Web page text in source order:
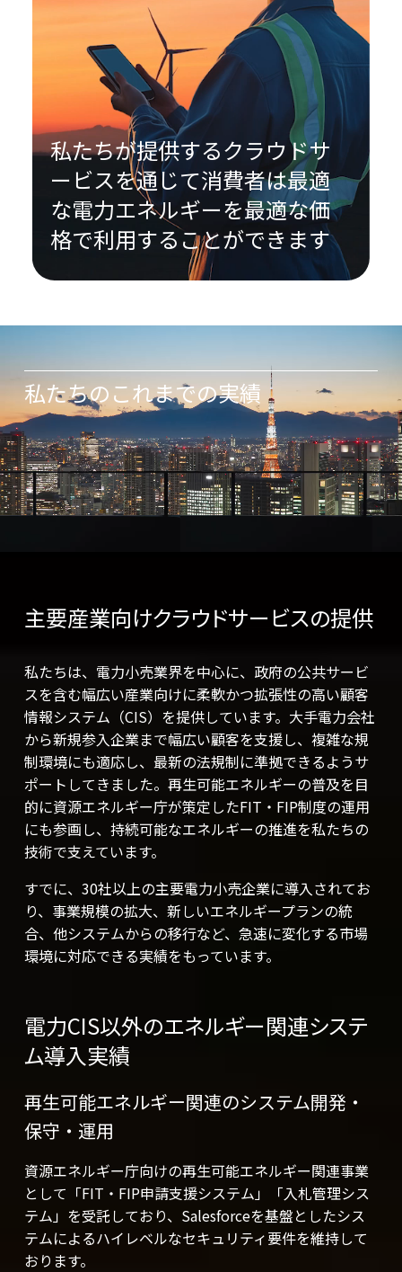
私たちが提供するクラウドサ
ービスを通じて消費者は最適
な電力エネルギーを最適な価
格で利用することができます
私たちのこれまでの実績
主要産業向けクラウドサービスの提供
私たちは、電⼒⼩売業界を中⼼に、政府の公共サービ
スを含む幅広い産業向けに柔軟かつ拡張性の⾼い顧客
情報システム（CIS）を提供しています。⼤⼿電⼒会社
から新規参⼊企業まで幅広い顧客を⽀援し、複雑な規
制環境にも適応し、最新の法規制に準拠できるようサ
ポートしてきました。再⽣可能エネルギーの普及を⽬
的に資源エネルギー庁が策定したFIT‧FIP制度の運⽤
にも参画し、持続可能なエネルギーの推進を私たちの
技術で⽀えています。
すでに、30社以上の主要電⼒⼩売企業に導⼊されてお
り、事業規模の拡⼤、新しいエネルギープランの統
合、他システムからの移⾏など、急速に変化する市場
環境に対応できる実績をもっています。
電⼒CIS以外のエネルギー関連システ
ム導⼊実績
再⽣可能エネルギー関連のシステム開発‧
保守‧運⽤
資源エネルギー庁向けの再⽣可能エネルギー関連事業
として「FIT‧FIP申請⽀援システム」「⼊札管理シス
テム」を受託しており、Salesforceを基盤としたシス
テムによるハイレベルなセキュリティ要件を維持して
おります。